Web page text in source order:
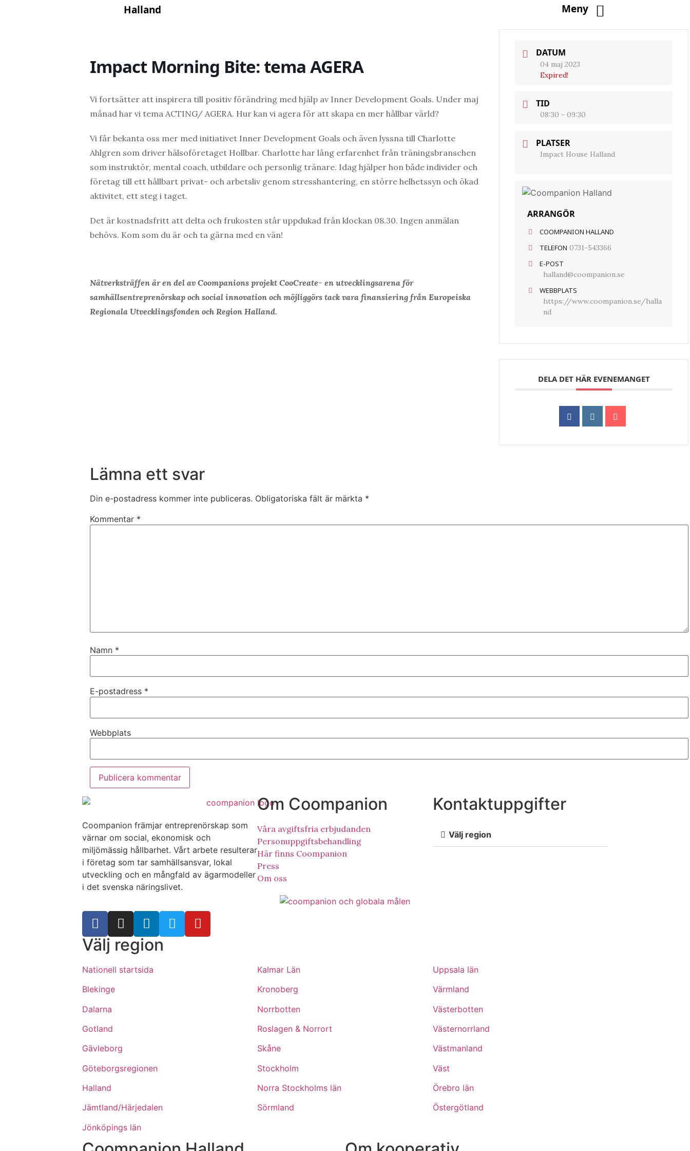
Halland Meny
Impact Morning Bite: tema AGERA
Vi fortsätter att inspirera till positiv förändring med hjälp av Inner Development Goals. Under maj
månad har vi tema ACTING/ AGERA. Hur kan vi agera för att skapa en mer hållbar värld?
Vi får bekanta oss mer med initiativet Inner Development Goals och även lyssna till Charlotte
Ahlgren som driver hälsoföretaget Hollbar. Charlotte har lång erfarenhet från träningsbranschen
som instruktör, mental coach, utbildare och personlig tränare. Idag hjälper hon både individer och
företag till ett hållbart privat- och arbetsliv genom stresshantering, en större helhetssyn och ökad
aktivitet, ett steg i taget.
Det är kostnadsfritt att delta och frukosten står uppdukad från klockan 08.30. Ingen anmälan
behövs. Kom som du är och ta gärna med en vän!
Nätverksträffen är en del av Coompanions projekt CooCreate- en utvecklingsarena för
samhällsentreprenörskap och social innovation och möjliggörs tack vara finansiering från Europeiska
Regionala Utvecklingsfonden och Region Halland.
DATUM
04 maj 2023
Expired!
TID
08:30 - 09:30
PLATSER
Impact House Halland
ARRANGÖR
COOMPANION HALLAND
TELEFON 0731-543366
E-POST
halland@coompanion.se
WEBBPLATS
https://www.coompanion.se/halla
nd
DELA DET HÄR EVENEMANGET
Lämna ett svar
Din e-postadress kommer inte publiceras. Obligatoriska fält är märkta *
Kommentar *
Namn *
E-postadress *
Webbplats
Coompanion främjar entreprenörskap som
värnar om social, ekonomisk och
miljömässig hållbarhet. Vårt arbete resulterar
i företag som tar samhällsansvar, lokal
utveckling och en mångfald av ägarmodeller
i det svenska näringslivet.
Om Coompanion
Våra avgiftsfria erbjudanden
Personuppgiftsbehandling
Här finns Coompanion
Press
Om oss
Kontaktuppgifter
Välj region
Välj region
Nationell startsida
Blekinge
Dalarna
Gotland
Gävleborg
Göteborgsregionen
Halland
Jämtland/Härjedalen
Jönköpings län
Kalmar Län
Kronoberg
Norrbotten
Roslagen & Norrort
Skåne
Stockholm
Norra Stockholms län
Sörmland
Uppsala län
Värmland
Västerbotten
Västernorrland
Västmanland
Väst
Örebro län
Östergötland